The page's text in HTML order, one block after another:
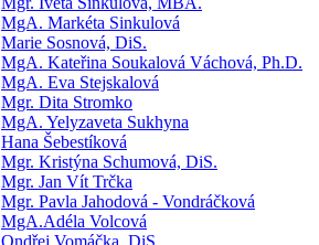
MgA. Markéta Sinkulová
Marie Sosnová, DiS.
MgA. Kateřina Soukalová Váchová, Ph.D.
MgA. Eva Stejskalová
Mgr. Dita Stromko
MgA. Yelyzaveta Sukhyna
Hana Šebestíková
Mgr. Kristýna Schumová, DiS.
Mgr. Jan Vít Trčka
Mgr. Pavla Jahodová - Vondráčková
MgA.Adéla Volcová
Ondřej Vomáčka, DiS.